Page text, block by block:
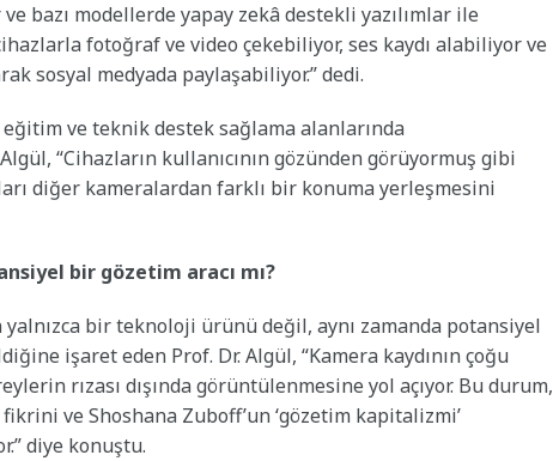
bazı modellerde yapay zekâ destekli yazılımlar ile
fotoğraf ve video çekebiliyor, ses kaydı alabiliyor ve
sosyal medyada paylaşabiliyor.” dedi.
ve teknik destek sağlama alanlarında
“Cihazların kullanıcının gözünden görüyormuş gibi
diğer kameralardan farklı bir konuma yerleşmesini
bir gözetim aracı mı?
bir teknoloji ürünü değil, aynı zamanda potansiyel
işaret eden Prof. Dr. Algül, “Kamera kaydının çoğu
rızası dışında görüntülenmesine yol açıyor. Bu durum,
ve Shoshana Zuboff’un ‘gözetim kapitalizmi’
diye konuştu.